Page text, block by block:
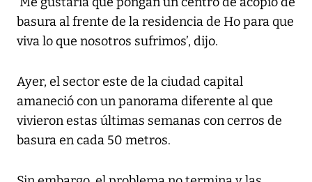
basura al frente de la residencia de Ho para que
viva lo que nosotros sufrimos’, dijo.
Ayer, el sector este de la ciudad capital
amaneció con un panorama diferente al que
vivieron estas últimas semanas con cerros de
basura en cada 50 metros.